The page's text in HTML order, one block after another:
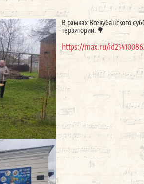
В рамках Всекубанского
территории. 🌳
https://max.ru/